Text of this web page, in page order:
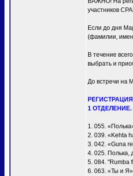
участников
Если до дня
(фамилии,
В течение
выбрать и
До встречи на
1 ОТДЕЛЕНИЕ.
1. 055.
2. 039. «Kehta
3. 042. «Guna
4. 025. Полька,
5. 084. "Rumba
6. 063. «Ты и